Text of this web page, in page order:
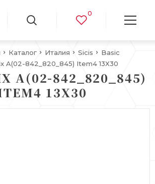
0
Каталог Италия Sicis
Basic
A(02-842_820_845) Item4 13X30
A(02-842_820_845)
13X30